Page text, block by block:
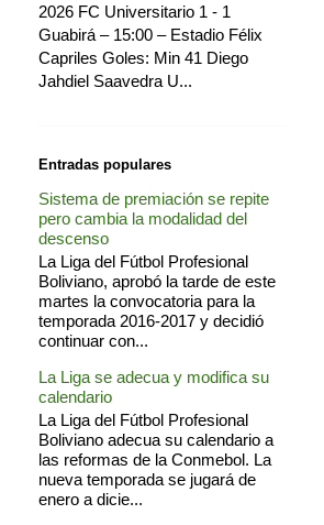
2026 FC Universitario 1 - 1
Guabirá – 15:00 – Estadio Félix
Capriles Goles: Min 41 Diego
Jahdiel Saavedra U...
Entradas populares
Sistema de premiación se repite
pero cambia la modalidad del
descenso
La Liga del Fútbol Profesional
Boliviano, aprobó la tarde de este
martes la convocatoria para la
temporada 2016-2017 y decidió
continuar con...
La Liga se adecua y modifica su
calendario
La Liga del Fútbol Profesional
Boliviano adecua su calendario a
las reformas de la Conmebol. La
nueva temporada se jugará de
enero a dicie...